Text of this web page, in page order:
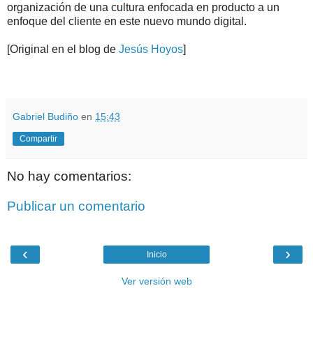
organización de una cultura enfocada en producto a un
enfoque del cliente en este nuevo mundo digital.
[Original en el blog de Jesús Hoyos]
Gabriel Budiño en 15:43
Compartir
No hay comentarios:
Publicar un comentario
‹ ›
Inicio
Ver versión web